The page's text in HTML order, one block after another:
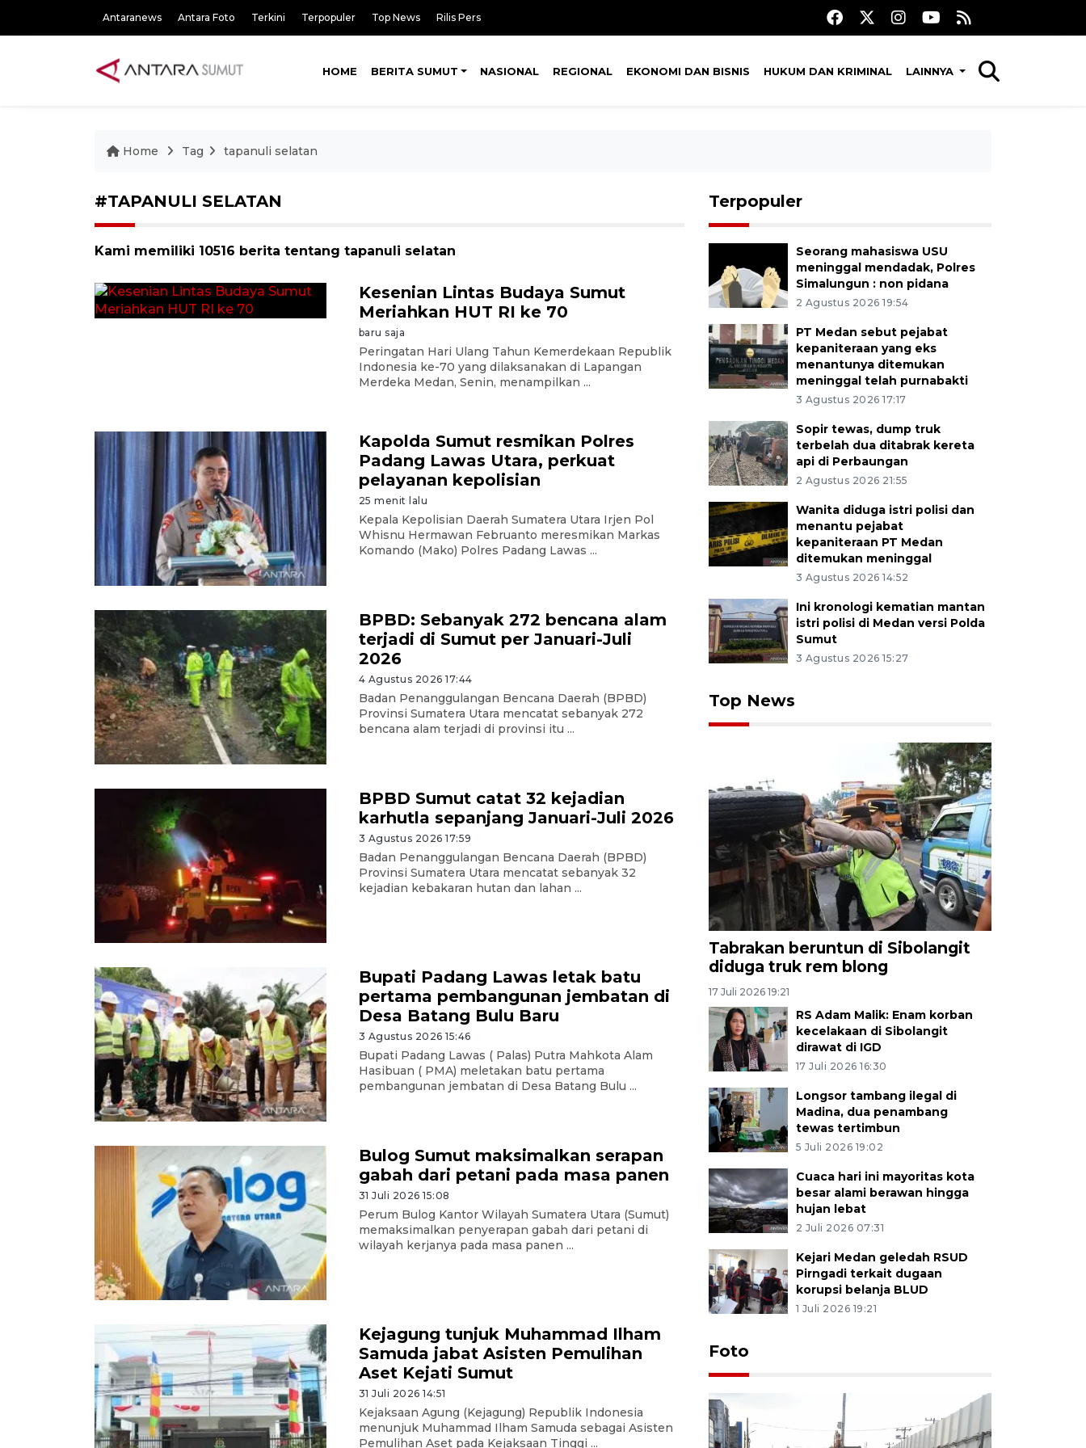
Antaranews Antara Foto Terkini Terpopuler Top News Rilis Pers
HOME BERITA SUMUT NASIONAL REGIONAL EKONOMI DAN BISNIS HUKUM DAN KRIMINAL LAINNYA
Home Tag tapanuli selatan
#TAPANULI SELATAN
Kami memiliki 10516 berita tentang tapanuli selatan
Kesenian Lintas Budaya Sumut
Meriahkan HUT RI ke 70
baru saja
Peringatan Hari Ulang Tahun Kemerdekaan Republik
Indonesia ke-70 yang dilaksanakan di Lapangan
Merdeka Medan, Senin, menampilkan ...
Kapolda Sumut resmikan Polres
Padang Lawas Utara, perkuat
pelayanan kepolisian
25 menit lalu
Kepala Kepolisian Daerah Sumatera Utara Irjen Pol
Whisnu Hermawan Februanto meresmikan Markas
Komando (Mako) Polres Padang Lawas ...
BPBD: Sebanyak 272 bencana alam
terjadi di Sumut per Januari-Juli
2026
4 Agustus 2026 17:44
Badan Penanggulangan Bencana Daerah (BPBD)
Provinsi Sumatera Utara mencatat sebanyak 272
bencana alam terjadi di provinsi itu ...
BPBD Sumut catat 32 kejadian
karhutla sepanjang Januari-Juli 2026
3 Agustus 2026 17:59
Badan Penanggulangan Bencana Daerah (BPBD)
Provinsi Sumatera Utara mencatat sebanyak 32
kejadian kebakaran hutan dan lahan ...
Bupati Padang Lawas letak batu
pertama pembangunan jembatan di
Desa Batang Bulu Baru
3 Agustus 2026 15:46
Bupati Padang Lawas ( Palas) Putra Mahkota Alam
Hasibuan ( PMA) meletakan batu pertama
pembangunan jembatan di Desa Batang Bulu ...
Bulog Sumut maksimalkan serapan
gabah dari petani pada masa panen
31 Juli 2026 15:08
Perum Bulog Kantor Wilayah Sumatera Utara (Sumut)
memaksimalkan penyerapan gabah dari petani di
wilayah kerjanya pada masa panen ...
Kejagung tunjuk Muhammad Ilham
Samuda jabat Asisten Pemulihan
Aset Kejati Sumut
31 Juli 2026 14:51
Kejaksaan Agung (Kejagung) Republik Indonesia
menunjuk Muhammad Ilham Samuda sebagai Asisten
Pemulihan Aset pada Kejaksaan Tinggi ...
Terpopuler
Seorang mahasiswa USU
meninggal mendadak, Polres
Simalungun : non pidana
2 Agustus 2026 19:54
PT Medan sebut pejabat
kepaniteraan yang eks
menantunya ditemukan
meninggal telah purnabakti
3 Agustus 2026 17:17
Sopir tewas, dump truk
terbelah dua ditabrak kereta
api di Perbaungan
2 Agustus 2026 21:55
Wanita diduga istri polisi dan
menantu pejabat
kepaniteraan PT Medan
ditemukan meninggal
3 Agustus 2026 14:52
Ini kronologi kematian mantan
istri polisi di Medan versi Polda
Sumut
3 Agustus 2026 15:27
Top News
Tabrakan beruntun di Sibolangit
diduga truk rem blong
17 Juli 2026 19:21
RS Adam Malik: Enam korban
kecelakaan di Sibolangit
dirawat di IGD
17 Juli 2026 16:30
Longsor tambang ilegal di
Madina, dua penambang
tewas tertimbun
5 Juli 2026 19:02
Cuaca hari ini mayoritas kota
besar alami berawan hingga
hujan lebat
2 Juli 2026 07:31
Kejari Medan geledah RSUD
Pirngadi terkait dugaan
korupsi belanja BLUD
1 Juli 2026 19:21
Foto